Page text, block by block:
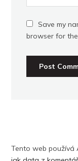
Save my
browser for
Tento web používá